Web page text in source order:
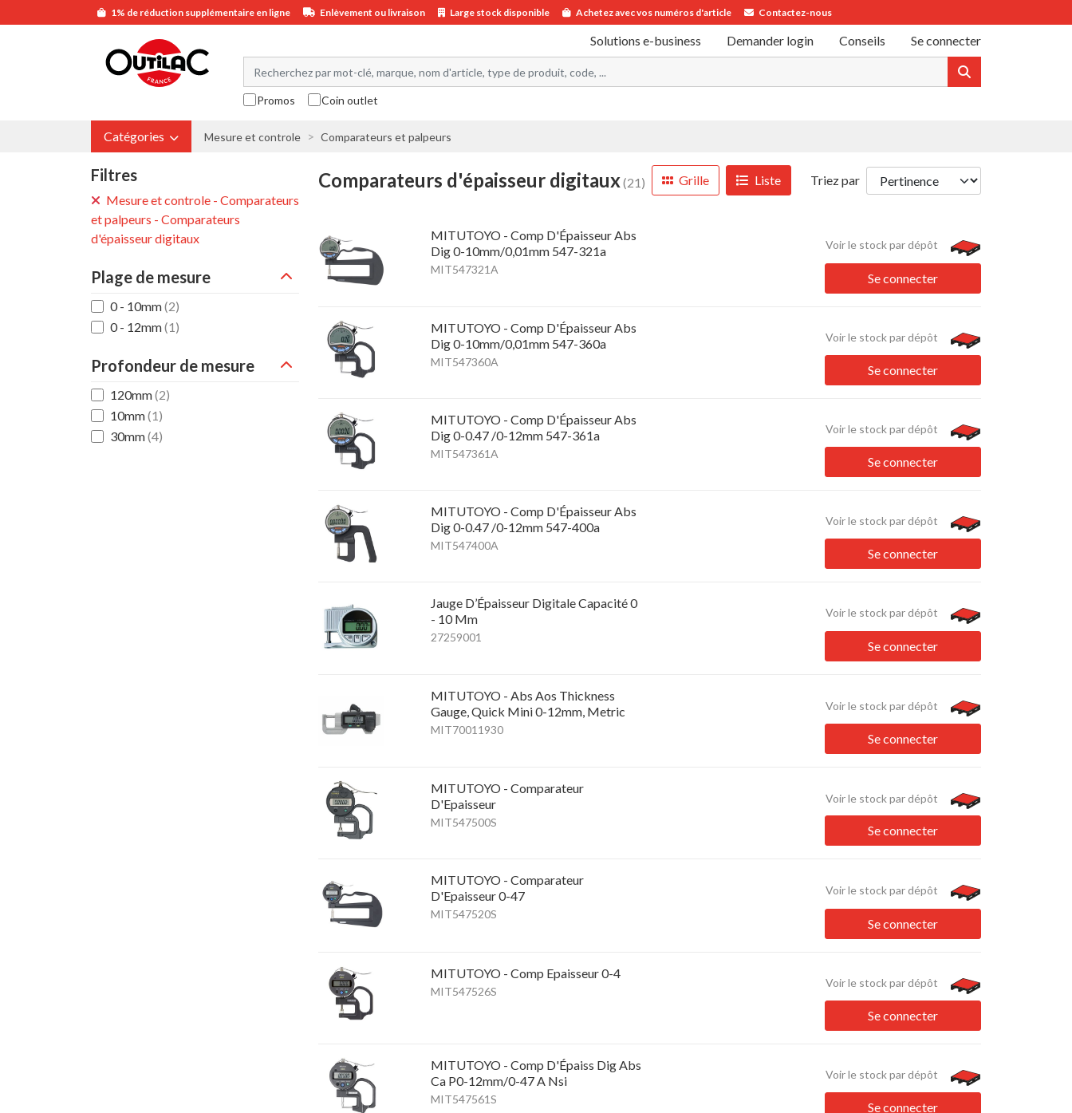
1% de réduction supplémentaire en ligne Enlèvement ou livraison Large stock disponible Achetez avec vos numéros d'article Contactez-nous
Solutions e-business Demander login Conseils Se connecter
Promos Coin outlet
Catégories Mesure et controle Comparateurs et palpeurs
Filtres
Mesure et controle - Comparateurs
et palpeurs - Comparateurs
d'épaisseur digitaux
Plage de mesure
0 - 10mm(2)
0 - 12mm(1)
Profondeur de mesure
120mm(2)
10mm(1)
30mm(4)
Comparateurs d'épaisseur digitaux(21) Grille Liste Triez par
MITUTOYO - Comp D'Épaisseur Abs
Dig 0-10mm/0,01mm 547-321a
MIT547321A
Voir le stock par dépôt
Se connecter
MITUTOYO - Comp D'Épaisseur Abs
Dig 0-10mm/0,01mm 547-360a
MIT547360A
Voir le stock par dépôt
Se connecter
MITUTOYO - Comp D'Épaisseur Abs
Dig 0-0.47 /0-12mm 547-361a
MIT547361A
Voir le stock par dépôt
Se connecter
MITUTOYO - Comp D'Épaisseur Abs
Dig 0-0.47 /0-12mm 547-400a
MIT547400A
Voir le stock par dépôt
Se connecter
Jauge D’Épaisseur Digitale Capacité 0
- 10 Mm
27259001
Voir le stock par dépôt
Se connecter
MITUTOYO - Abs Aos Thickness
Gauge, Quick Mini 0-12mm, Metric
MIT70011930
Voir le stock par dépôt
Se connecter
MITUTOYO - Comparateur
D'Epaisseur
MIT547500S
Voir le stock par dépôt
Se connecter
MITUTOYO - Comparateur
D'Epaisseur 0-47
MIT547520S
Voir le stock par dépôt
Se connecter
MITUTOYO - Comp Epaisseur 0-4
MIT547526S
Voir le stock par dépôt
Se connecter
MITUTOYO - Comp D'Épaiss Dig Abs
Ca P0-12mm/0-47 A Nsi
MIT547561S
Voir le stock par dépôt
Se connecter